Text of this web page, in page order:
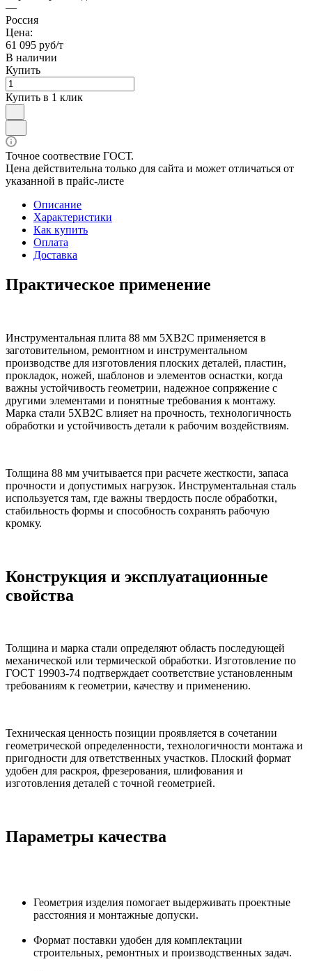
—
Россия
Цена:
61 095 руб/т
В наличии
Купить
Купить в 1 клик
Точное соотвествие ГОСТ.
Цена действительна только для сайта и может отличаться от
указанной в прайс-листе
Описание
Характеристики
Как купить
Оплата
Доставка
Практическое применение
Инструментальная плита 88 мм 5ХВ2С применяется в
заготовительном, ремонтном и инструментальном
производстве для изготовления плоских деталей, пластин,
прокладок, ножей, шаблонов и элементов оснастки, когда
важны устойчивость геометрии, надежное сопряжение с
другими элементами и понятные требования к монтажу.
Марка стали 5ХВ2С влияет на прочность, технологичность
обработки и устойчивость детали к рабочим воздействиям.
Толщина 88 мм учитывается при расчете жесткости, запаса
прочности и допустимых нагрузок. Инструментальная сталь
используется там, где важны твердость после обработки,
стабильность формы и способность сохранять рабочую
кромку.
Конструкция и эксплуатационные
свойства
Толщина и марка стали определяют область последующей
механической или термической обработки. Изготовление по
ГОСТ 19903-74 подтверждает соответствие установленным
требованиям к геометрии, качеству и применению.
Техническая ценность позиции проявляется в сочетании
геометрической определенности, технологичности монтажа и
пригодности для ответственных участков. Плоский формат
удобен для раскроя, фрезерования, шлифования и
изготовления деталей с точной геометрией.
Параметры качества
Геометрия изделия помогает выдерживать проектные
расстояния и монтажные допуски.
Формат поставки удобен для комплектации
строительных, ремонтных и производственных задач.